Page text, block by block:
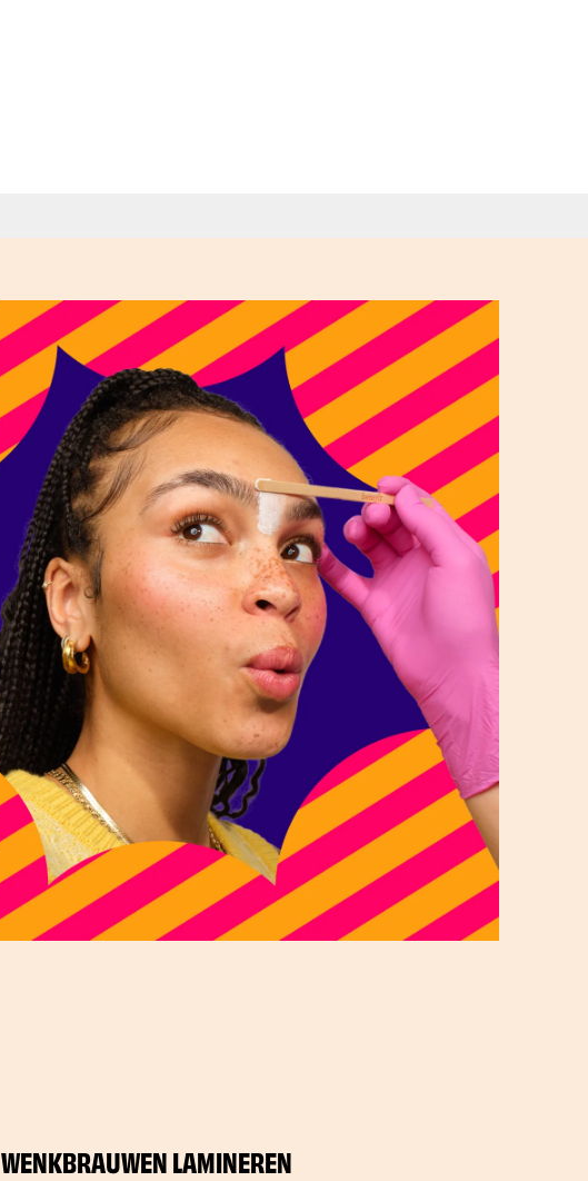
WENKBRAUWEN LAMINEREN